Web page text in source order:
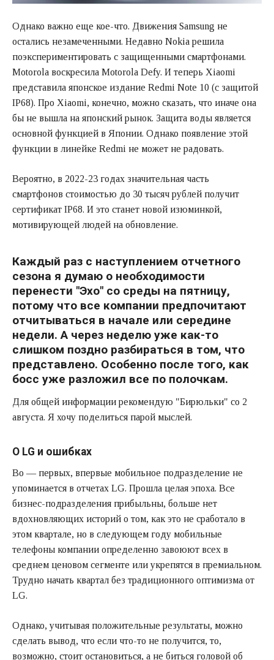
Однако важно еще кое-что. Движения Samsung не
остались незамеченными. Недавно Nokia решила
поэкспериментировать с защищенными смартфонами.
Motorola воскресила Motorola Defy. И теперь Xiaomi
представила японское издание Redmi Note 10 (с защитой
IP68). Про Xiaomi, конечно, можно сказать, что иначе она
бы не вышла на японский рынок. Защита воды является
основной функцией в Японии. Однако появление этой
функции в линейке Redmi не может не радовать.
Вероятно, в 2022-23 годах значительная часть
смартфонов стоимостью до 30 тысяч рублей получит
сертификат IP68. И это станет новой изюминкой,
мотивирующей людей на обновление.
Каждый раз с наступлением отчетного
сезона я думаю о необходимости
перенести "Эхо" со среды на пятницу,
потому что все компании предпочитают
отчитываться в начале или середине
недели. А через неделю уже как-то
слишком поздно разбираться в том, что
представлено. Особенно после того, как
босс уже разложил все по полочкам.
Для общей информации рекомендую "Бирюльки" со 2
августа. Я хочу поделиться парой мыслей.
О LG и ошибках
Во — первых, впервые мобильное подразделение не
упоминается в отчетах LG. Прошла целая эпоха. Все
бизнес-подразделения прибыльны, больше нет
вдохновляющих историй о том, как это не сработало в
этом квартале, но в следующем году мобильные
телефоны компании определенно завоюют всех в
среднем ценовом сегменте или укрепятся в премиальном.
Трудно начать квартал без традиционного оптимизма от
LG.
Однако, учитывая положительные результаты, можно
сделать вывод, что если что-то не получится, то,
возможно, стоит остановиться, а не биться головой об